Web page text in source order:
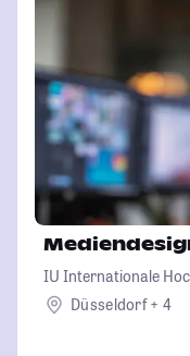
IU Internationale
Düsseldorf + 4